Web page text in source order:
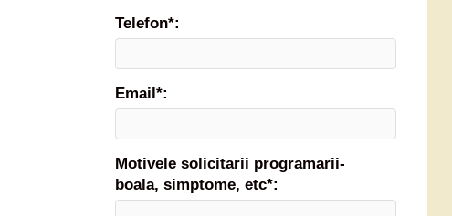
Telefon*:
Email*:
Motivele solicitarii programarii-
boala, simptome, etc*: